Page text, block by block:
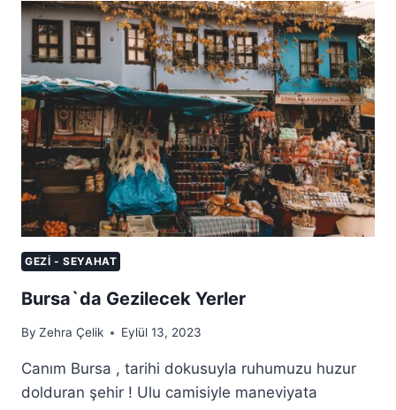
GEZILECEK
YERLER
GEZI - SEYAHAT
Bursa`da Gezilecek Yerler
By Zehra Çelik Eylül 13, 2023
Canım Bursa , tarihi dokusuyla ruhumuzu huzur
dolduran şehir ! Ulu camisiyle maneviyata